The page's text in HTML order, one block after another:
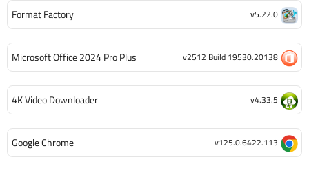
Format Factory v5.22.0
Microsoft Office 2024 Pro Plus v2512 Build 19530.20138
4K Video Downloader v4.33.5
Google Chrome v125.0.6422.113